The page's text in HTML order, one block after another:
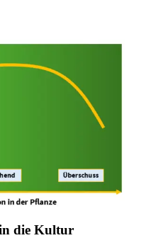
die Kultur